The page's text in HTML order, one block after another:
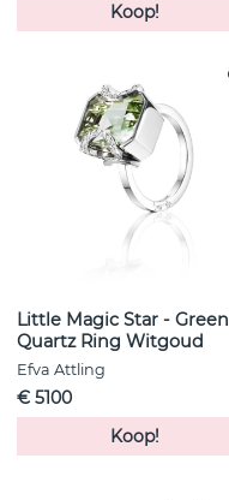
Koop!
Little Magic Star - Green
Quartz Ring Witgoud
Efva Attling
€ 5100
Koop!